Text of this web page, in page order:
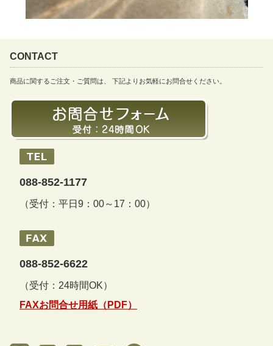
CONTACT
商品に関するご注文・ご質問は、 下記よりお気軽にお問合せください。
088-852-1177
（受付：平日9：00～17：00）
088-852-6622
（受付：24時間OK）
FAXお問合せ用紙（PDF）